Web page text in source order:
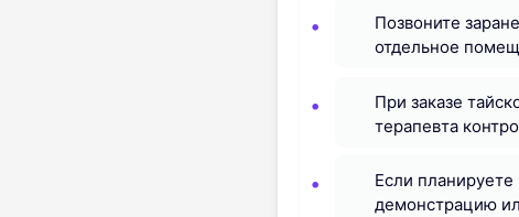
Позвоните
отдельное
При заказе
терапевта
Если
демонстрацию